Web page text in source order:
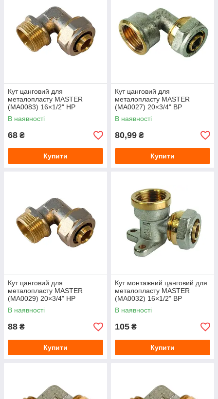
Кут цанговий для
металопласту MASTER
(MA0083) 16×1/2" НР
В наявності
68 ₴
Купити
Кут цанговий для
металопласту MASTER
(MA0027) 20×3/4" ВР
В наявності
80,99 ₴
Купити
Кут цанговий для
металопласту MASTER
(MA0029) 20×3/4" НР
В наявності
88 ₴
Купити
Кут монтажний цанговий для
металопласту MASTER
(MA0032) 16×1/2" ВР
В наявності
105 ₴
Купити